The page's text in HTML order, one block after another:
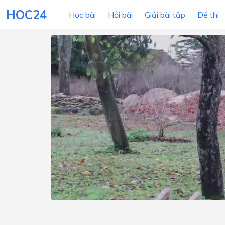
HOC24 Học bài Hỏi bài Giải bài tập Đề thi
LỚP HỌC
Lớp 12
Lớp 11
Lớp 10
Lớp 9
Lớp 8
Lớp 7